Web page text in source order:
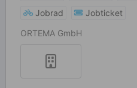
Jobrad
Jobticket
ORTEMA GmbH